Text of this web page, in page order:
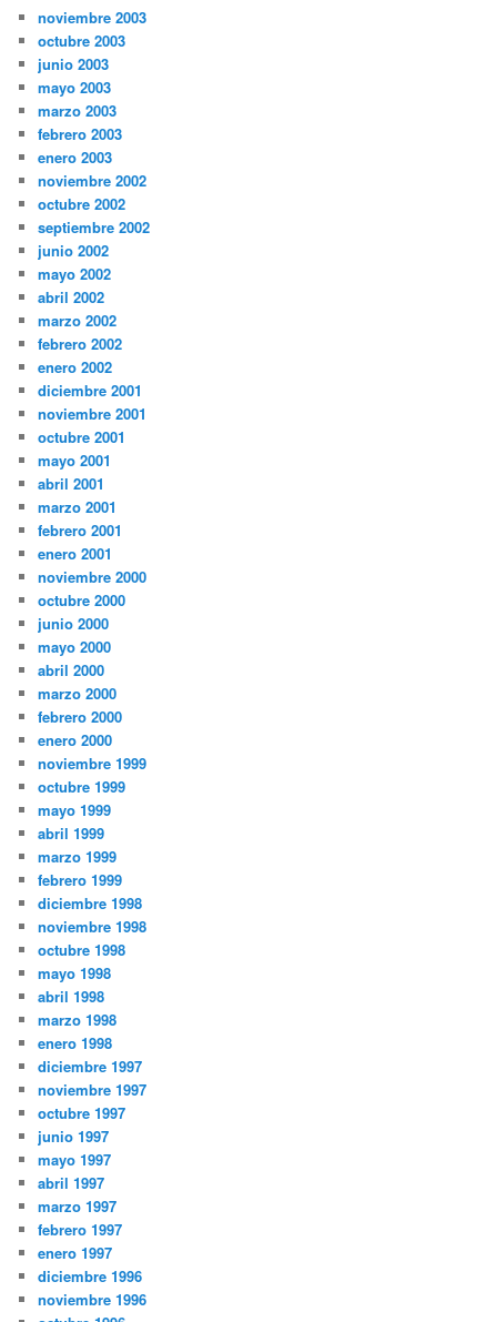
noviembre 2003
octubre 2003
junio 2003
mayo 2003
marzo 2003
febrero 2003
enero 2003
noviembre 2002
octubre 2002
septiembre 2002
junio 2002
mayo 2002
abril 2002
marzo 2002
febrero 2002
enero 2002
diciembre 2001
noviembre 2001
octubre 2001
mayo 2001
abril 2001
marzo 2001
febrero 2001
enero 2001
noviembre 2000
octubre 2000
junio 2000
mayo 2000
abril 2000
marzo 2000
febrero 2000
enero 2000
noviembre 1999
octubre 1999
mayo 1999
abril 1999
marzo 1999
febrero 1999
diciembre 1998
noviembre 1998
octubre 1998
mayo 1998
abril 1998
marzo 1998
enero 1998
diciembre 1997
noviembre 1997
octubre 1997
junio 1997
mayo 1997
abril 1997
marzo 1997
febrero 1997
enero 1997
diciembre 1996
noviembre 1996